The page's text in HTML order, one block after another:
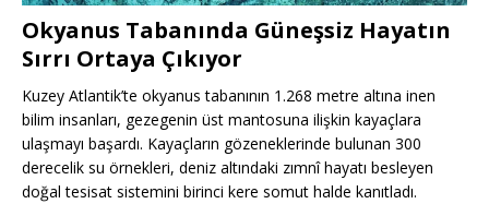
Okyanus Tabanında Güneşsiz Hayatın
Sırrı Ortaya Çıkıyor
Kuzey Atlantik’te okyanus tabanının 1.268 metre altına inen
bilim insanları, gezegenin üst mantosuna ilişkin kayaçlara
ulaşmayı başardı. Kayaçların gözeneklerinde bulunan 300
derecelik su örnekleri, deniz altındaki zımnî hayatı besleyen
doğal tesisat sistemini birinci kere somut halde kanıtladı.